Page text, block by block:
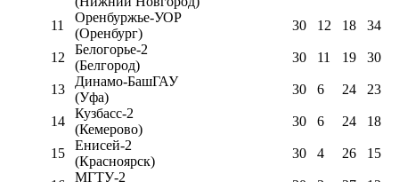
11
Оренбуржье-УОР
(Оренбург)
30 12 18 34
12
Белогорье-2
(Белгород)
30 11 19 30
13
Динамо-БашГАУ
(Уфа)
30 6 24 23
14
Кузбасс-2
(Кемерово)
30 6 24 18
15
Енисей-2
(Красноярск)
30 4 26 15
МГТУ-2